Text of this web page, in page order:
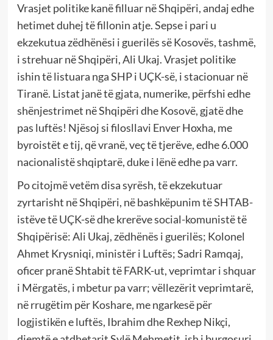
Vrasjet politike kanë filluar në Shqipëri, andaj edhe
hetimet duhej të fillonin atje. Sepse i pari u
ekzekutua zëdhënësi i guerilës së Kosovës, tashmë,
i strehuar në Shqipëri, Ali Ukaj. Vrasjet politike
ishin të listuara nga SHP i UÇK-së, i stacionuar në
Tiranë. Listat janë të gjata, numerike, përfshi edhe
shënjestrimet në Shqipëri dhe Kosovë, gjatë dhe
pas luftës! Njësoj si filosllavi Enver Hoxha, me
byroistët e tij, që vranë, veç të tjerëve, edhe 6.000
nacionalistë shqiptarë, duke i lënë edhe pa varr.
Po citojmë vetëm disa syrësh, të ekzekutuar
zyrtarisht në Shqipëri, në bashkëpunim të SHTAB-
istëve të UÇK-së dhe krerëve social-komunistë të
Shqipërisë: Ali Ukaj, zëdhënës i guerilës; Kolonel
Ahmet Krysniqi, ministër i Luftës; Sadri Ramqaj,
oficer pranë Shtabit të FARK-ut, veprimtar i shquar
i Mërgatës, i mbetur pa varr; vëllezërit veprimtarë,
në rrugëtim për Koshare, me ngarkesë për
logjistikën e luftës, Ibrahim dhe Rexhep Nikçi,